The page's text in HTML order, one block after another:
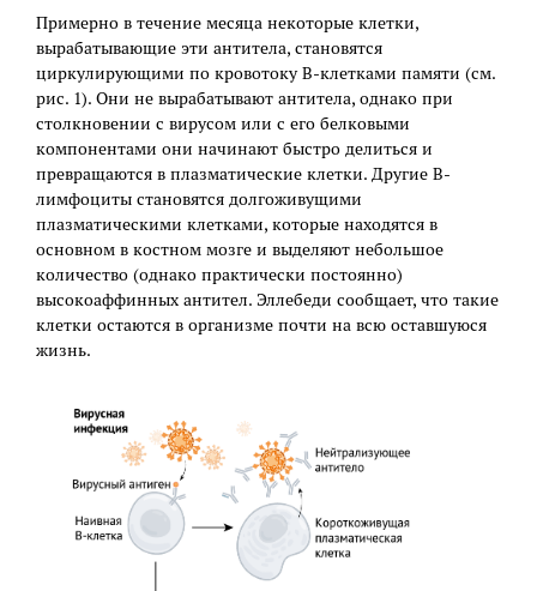
Примерно в течение месяца некоторые клетки,
вырабатывающие эти антитела, становятся
циркулирующими по кровотоку В-клетками памяти (см.
рис. 1). Они не вырабатывают антитела, однако при
столкновении с вирусом или с его белковыми
компонентами они начинают быстро делиться и
превращаются в плазматические клетки. Другие В-
лимфоциты становятся долгоживущими
плазматическими клетками, которые находятся в
основном в костном мозге и выделяют небольшое
количество (однако практически постоянно)
высокоаффинных антител. Эллебеди сообщает, что такие
клетки остаются в организме почти на всю оставшуюся
жизнь.